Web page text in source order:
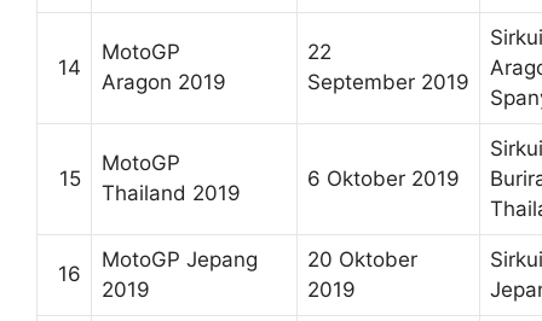
14
MotoGP
Aragon 2019
22
September 2019
15
MotoGP
Thailand 2019
6 Oktober 2019
16
MotoGP Jepang
2019
20 Oktober
2019